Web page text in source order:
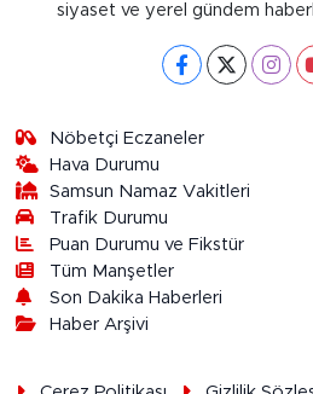
siyaset ve yerel gündem
Nöbetçi Eczaneler
Hava Durumu
Samsun Namaz Vakitleri
Trafik Durumu
Puan Durumu ve Fikstür
Tüm Manşetler
Son Dakika Haberleri
Haber Arşivi